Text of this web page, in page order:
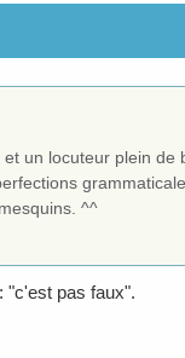
un locuteur plein de
^^
"c'est pas faux".